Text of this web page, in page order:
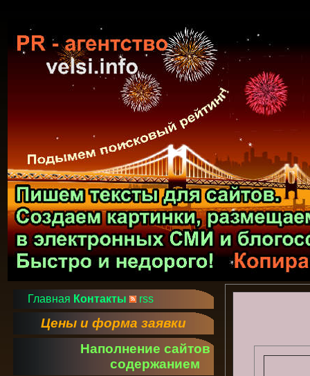
Главная Контакты rss
Цены и форма заявки
Наполнение сайтов
содержанием